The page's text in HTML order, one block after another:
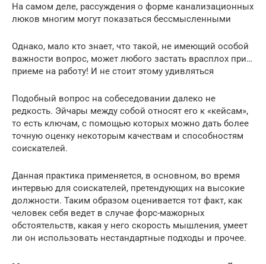
На самом деле, рассуждения о форме канализационных
люков многим могут показаться бессмысленными
Однако, мало кто знает, что такой, не имеющий особой
важности вопрос, может любого застать врасплох при…
приеме на работу! И не стоит этому удивляться
Подобный вопрос на собеседовании далеко не
редкость. Эйчары между собой относят его к «кейсам»,
то есть ключам, с помощью которых можно дать более
точную оценку некоторым качествам и способностям
соискателей.
Данная практика применяется, в основном, во время
интервью для соискателей, претендующих на высокие
должности. Таким образом оценивается тот факт, как
человек себя ведет в случае форс-мажорных
обстоятельств, какая у него скорость мышления, умеет
ли он использовать нестандартные подходы и прочее.